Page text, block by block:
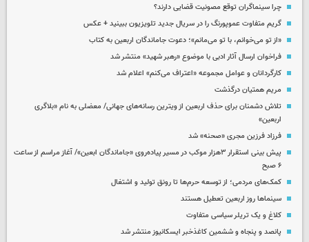
چرا سینماگران توقع مصونیت قضایی دارند؟
گریم متفاوت عموپورنگ را در سریال جدید تلویزیون ببینید + عکس
«از تو می‌خوانم، با تو می‌مانم»؛ دعوت جاماندگان اربعین به کتاب
فراخوان ارسال آثار ادبی با موضوع «رهبر شهید» منتشر شد
کارگردانان و عوامل مجموعه «اعتراف می‌کنم» اعلام شد
مریم همتیان درگذشت
تلاش دشمنان برای حذف اربعین از ویترین رسانه‌های جهانی/ معضلی به نام «بلاگری
اربعین»
فرزاد فرزین مجری «صحنه» شد
پیش بینی استقرار ۳هزار موکب در مسیر پیاده‌روی «جاماندگان ابعین»/ آغاز مراسم از ساعت
۶ صبح
کمک‌های مردمی؛ از توسعه حرم‌ها تا رونق تولید و اشتغال
سینماها روز اربعین تعطیل هستند
کلاغ و یک تریلر سیاسی متفاوت
پانصد و پنجاه و ششمین کاغذخبر ایسکانیوز منتشر شد